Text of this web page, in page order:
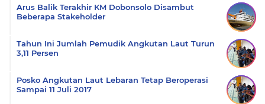
Arus Balik Terakhir KM Dobonsolo Disambut
Beberapa Stakeholder
Tahun Ini Jumlah Pemudik Angkutan Laut Turun
3,11 Persen
Posko Angkutan Laut Lebaran Tetap Beroperasi
Sampai 11 Juli 2017